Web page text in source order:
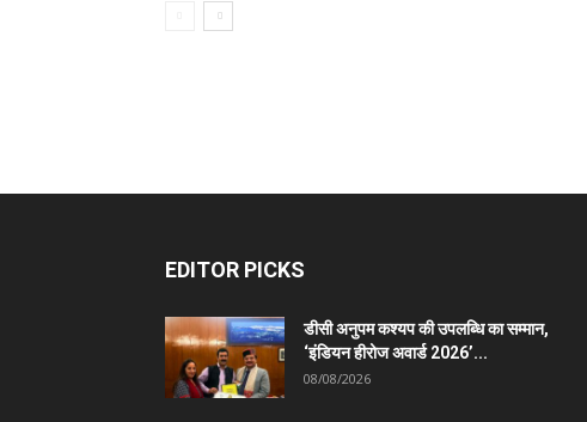
EDITOR PICKS
डीसी अनुपम कश्यप की उपलब्धि का सम्मान,
‘इंडियन हीरोज अवार्ड 2026’...
08/08/2026